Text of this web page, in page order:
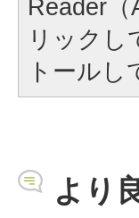
Reader
リックし
トールし
より